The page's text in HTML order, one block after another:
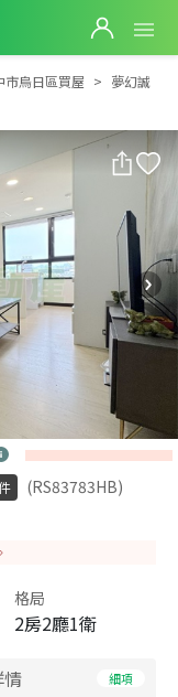
夢幻誠永久棟距小資戶
市烏日區買屋
夢幻誠
(RS83783HB)
格局
2房2廳1衛
情 細項